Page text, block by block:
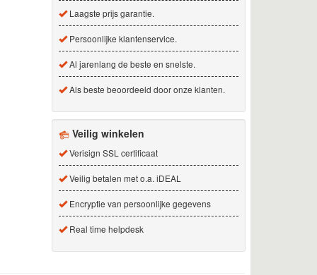
Laagste prijs garantie.
Persoonlijke klantenservice.
Al jarenlang de beste en snelste.
Als beste beoordeeld door onze klanten.
Veilig winkelen
Verisign SSL certificaat
Veilig betalen met o.a. iDEAL
Encryptie van persoonlijke gegevens
Real time helpdesk